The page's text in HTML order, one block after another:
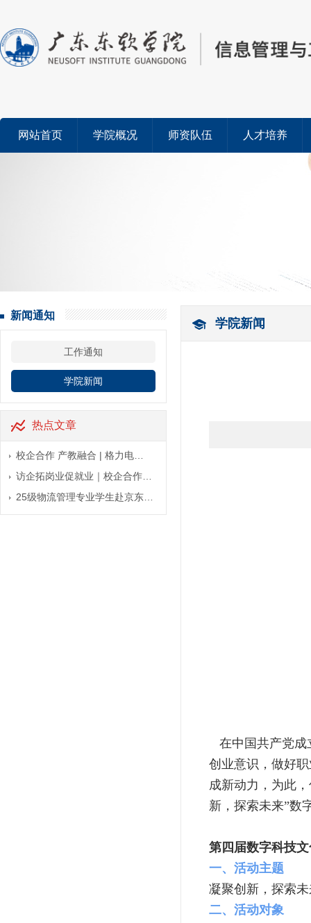
网站首页 学院概况 师资队伍 人才培养
新闻通知
工作通知
学院新闻
热点文章
校企合作 产教融合 | 格力电…
访企拓岗业促就业｜校企合作…
25级物流管理专业学生赴京东…
学院新闻
在中国共产党成
创业意识，做好
成新动力，为此
新，探索未来”数
第四届数字科技
一、活动主题
凝聚创新，探索
二、活动对象